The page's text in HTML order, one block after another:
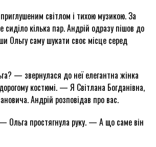
приглушеним світлом і тихою музикою. За
кілька пар. Андрій одразу пішов до
Ольгу саму шукати своє місце серед
— звернулася до неї елегантна жінка
костюмі. — Я Світлана Богданівна,
Андрій розповідав про вас.
простягнула руку. — А що саме він